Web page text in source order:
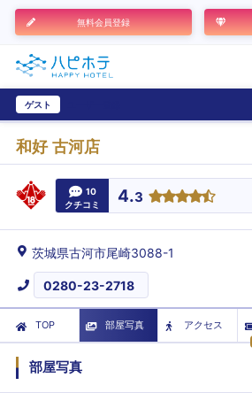
無料会員登録
ゲスト
和好 古河店
10
クチコミ
4.3
茨城県古河市尾崎3088-1
0280-23-2718
TOP 部屋写真
アクセス
部屋写真